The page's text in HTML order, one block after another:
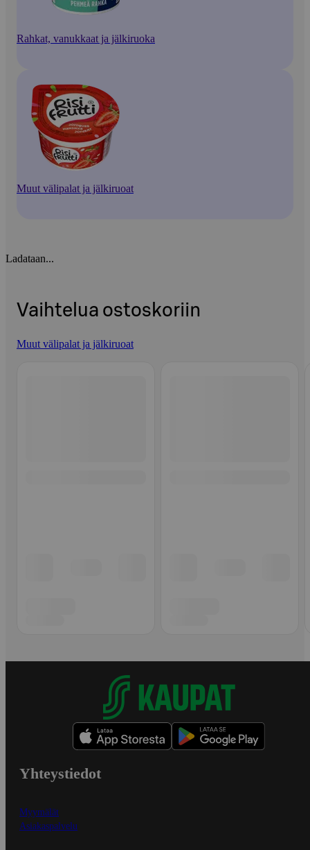
Rahkat, vanukkaat ja jälkiruoka
Muut välipalat ja jälkiruoat
Ladataan...
Vaihtelua ostoskoriin
Muut välipalat ja jälkiruoat
Yhteystiedot
Myymälät
Asiakaspalvelu